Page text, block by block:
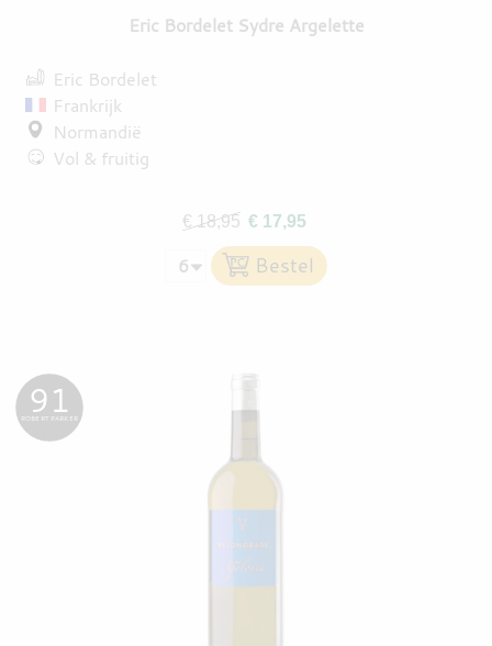
Eric Bordelet Sydre Argelette
Eric Bordelet
Frankrijk
Normandië
Vol & fruitig
€ 18,95 € 17,95
91
ROBERT PARKER